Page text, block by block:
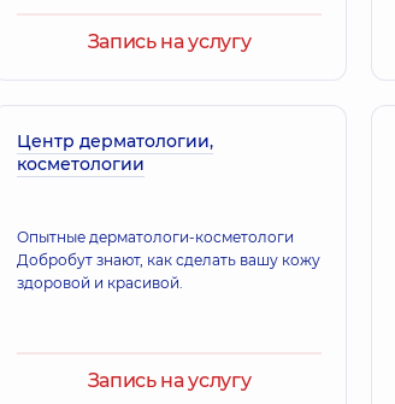
обращаться к специалисту.
Запись на услугу
Центр дерматологии,
косметологии
Опытные дерматологи-косметологи
Добробут знают, как сделать вашу кожу
здоровой и красивой.
Запись на услугу